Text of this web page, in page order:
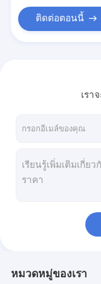
ติดต่อตอนนี้
เรา
หมวดหมู่ของเรา